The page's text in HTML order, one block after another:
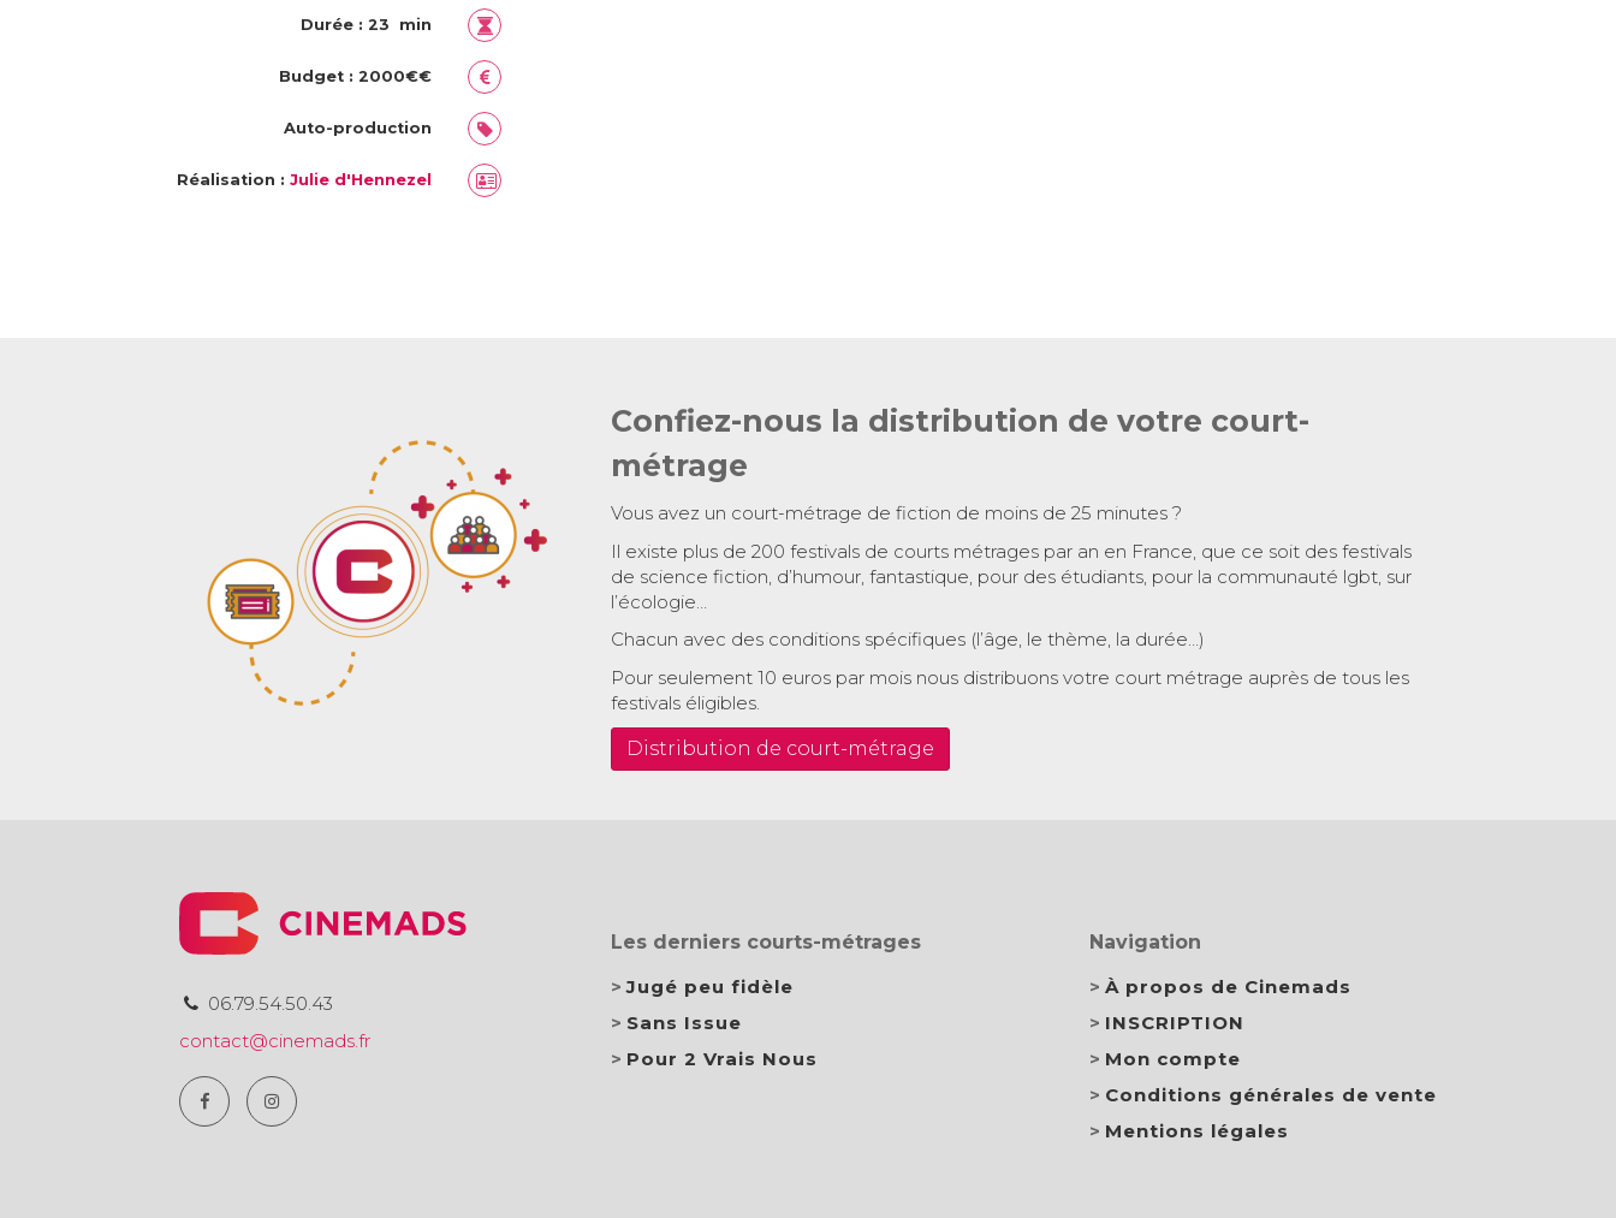
Durée : 23 min
Budget : 2000€€
Auto-production
Réalisation :Julie d'Hennezel
Confiez-nous la distribution de votre court-
métrage
Vous avez un court-métrage de fiction de moins de 25 minutes ?
Il existe plus de 200 festivals de courts métrages par an en France, que ce soit des festivals
de science fiction, d’humour, fantastique, pour des étudiants, pour la communauté lgbt, sur
l’écologie…
Chacun avec des conditions spécifiques (l’âge, le thème, la durée…)
Pour seulement 10 euros par mois nous distribuons votre court métrage auprès de tous les
festivals éligibles.
Distribution de court-métrage
06.79.54.50.43
contact@cinemads.fr
Les derniers courts-métrages
Jugé peu fidèle
Sans Issue
Pour 2 Vrais Nous
Navigation
À propos de Cinemads
INSCRIPTION
Mon compte
Conditions générales de vente
Mentions légales